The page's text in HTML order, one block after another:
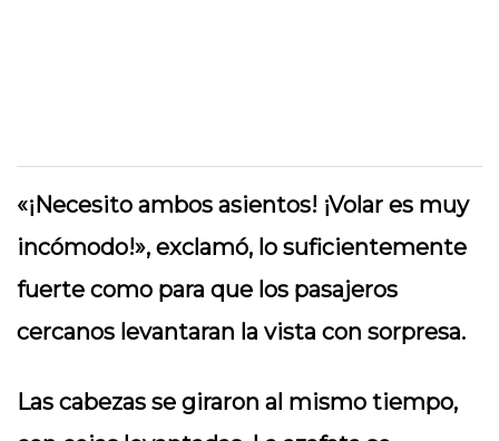
«¡Necesito ambos asientos! ¡Volar es muy
incómodo!», exclamó, lo suficientemente
fuerte como para que los pasajeros
cercanos levantaran la vista con sorpresa.
Las cabezas se giraron al mismo tiempo,